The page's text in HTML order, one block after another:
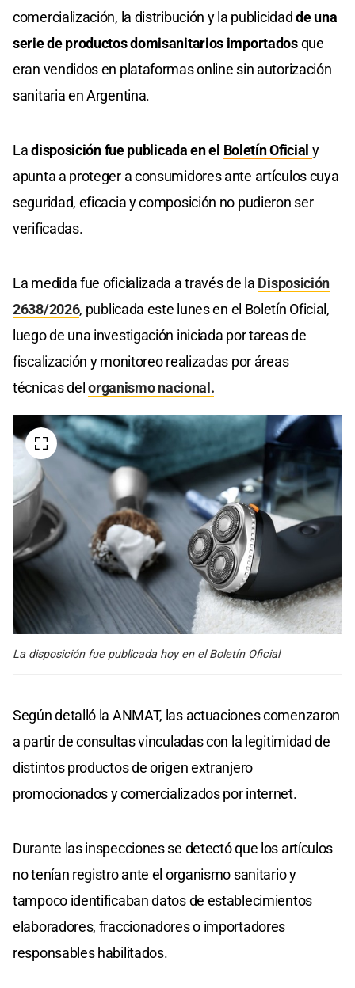
comercialización, la distribución y la publicidadde una
serie de productos domisanitarios importadosque
eran vendidos en plataformas online sin autorización
sanitaria en Argentina.
Ladisposición fue publicada en el Boletín Oficial y
apunta a proteger a consumidores ante artículos cuya
seguridad, eficacia y composición no pudieron ser
verificadas.
La medida fue oficializada a través de la Disposición
2638/2026, publicada este lunes en el Boletín Oficial,
luego de una investigación iniciada por tareas de
fiscalización y monitoreo realizadas por áreas
técnicas delorganismo nacional.
La disposición fue publicada hoy en el Boletín Oficial
Según detalló la ANMAT, las actuaciones comenzaron
a partir de consultas vinculadas con la legitimidad de
distintos productos de origen extranjero
promocionados y comercializados por internet.
Durante las inspecciones se detectó que los artículos
no tenían registro ante el organismo sanitario y
tampoco identificaban datos de establecimientos
elaboradores, fraccionadores o importadores
responsables habilitados.